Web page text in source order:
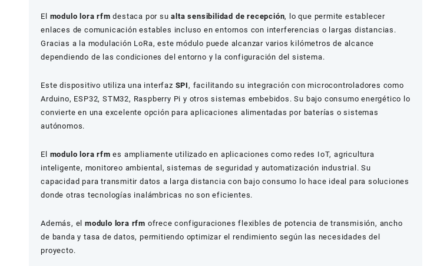
El modulo lora rfm destaca por sualta sensibilidad de recepción, lo que permite establecer
enlaces de comunicación estables incluso en entornos con interferencias o largas distancias.
Gracias a la modulación LoRa, este módulo puede alcanzar varios kilómetros de alcance
dependiendo de las condiciones del entorno y la configuración del sistema.
Este dispositivo utiliza una interfaz SPI, facilitando su integración con microcontroladores como
Arduino, ESP32, STM32, Raspberry Pi y otros sistemas embebidos. Su bajo consumo energético lo
convierte en una excelente opción para aplicaciones alimentadas por baterías o sistemas
autónomos.
El modulo lora rfm es ampliamente utilizado en aplicaciones como redes IoT, agricultura
inteligente, monitoreo ambiental, sistemas de seguridad y automatización industrial. Su
capacidad para transmitir datos a larga distancia con bajo consumo lo hace ideal para soluciones
donde otras tecnologías inalámbricas no son eficientes.
Además, elmodulo lora rfm ofrece configuraciones flexibles de potencia de transmisión, ancho
de banda y tasa de datos, permitiendo optimizar el rendimiento según las necesidades del
proyecto.